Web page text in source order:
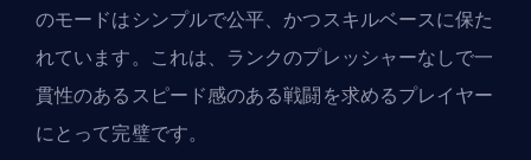
のモードはシンプルで公平、かつスキルベースに保た
れています。これは、ランクのプレッシャーなしで一
貫性のあるスピード感のある戦闘を求めるプレイヤー
にとって完璧です。